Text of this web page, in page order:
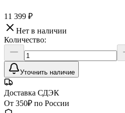
11 399 ₽
Нет в наличии
Количество:
Уточнить наличие
Доставка СДЭК
От 350₽ по России